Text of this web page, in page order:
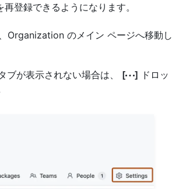
登録できるようになります。
Organization のメイン ページへ移動し
ブが表示されない場合は、 [ ] ドロッ